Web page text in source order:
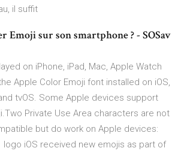
il suffit
Emoji sur son smartphone ? - SOSav
on iPhone, iPad, Mac, Apple Watch
Apple Color Emoji font installed on iOS,
tvOS. Some Apple devices support
Private Use Area characters are not
but do work on Apple devices:
logo iOS received new emojis as part of